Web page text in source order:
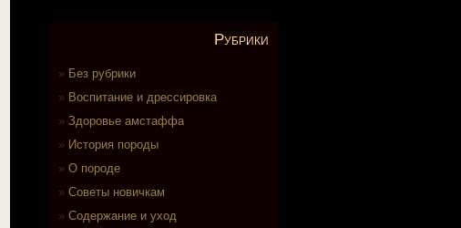
Рубрики
Без рубрики
Воспитание и дрессировка
Здоровье амстаффа
История породы
О породе
Советы новичкам
Содержание и уход